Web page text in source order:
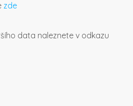
zde
data naleznete v odkazu